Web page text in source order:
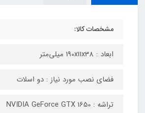
مشخصات کالا:
ابعاد : 190x11x38 میلی‌متر
فضای نصب مورد نیاز : دو اسلات
تراشه : NVIDIA GeForce GTX 1650